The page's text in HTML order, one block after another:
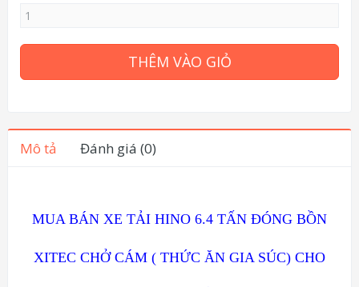
THÊM VÀO GIỎ
Mô tả Đánh giá (0)
MUA BÁN XE TẢI HINO 6.4 TẤN ĐÓNG BỒN
XITEC CHỞ CÁM ( THỨC ĂN GIA SÚC) CHO